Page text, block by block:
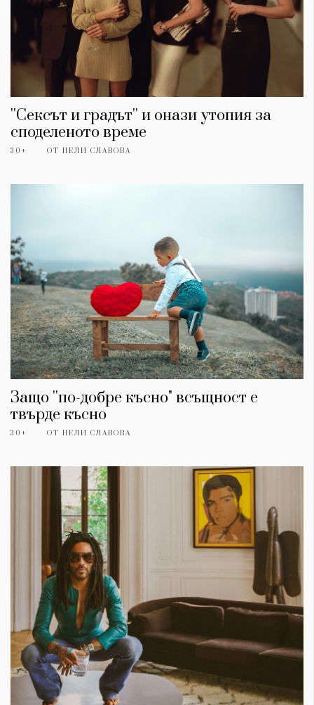
''Сексът и градът'' и онази утопия за
споделеното време
30+ ОТ НЕЛИ СЛАВОВА
Защо ''по-добре късно" всъщност е
твърде късно
30+ ОТ НЕЛИ СЛАВОВА
КАТЕГОРИИ
Wine&Dine
Подкасти
Мода
Dialogue
Изкуство
ЗА НАС
Условия за
ползване
За нас
Реклама
Политика за